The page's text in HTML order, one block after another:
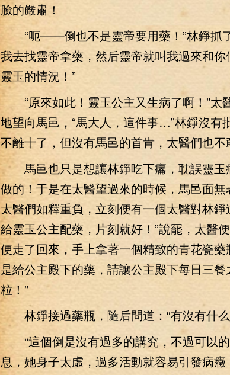
臉的嚴肅！
“呃——倒也不是靈帝要用藥！”林錚抓了
我去找靈帝拿藥，然后靈帝就叫我過來和
靈玉的情況！”
“原來如此！靈玉公主又生病了啊！”太
地望向馬邑，“馬大人，這件事…”林錚沒有
不離十了，但沒有馬邑的首肯，太醫們也不
馬邑也只是想讓林錚吃下癟，耽誤靈玉
做的！于是在太醫望過來的時候，馬邑面無
太醫們如釋重負，立刻便有一個太醫對林
給靈玉公主配藥，片刻就好！”說罷，太醫
便走了回來，手上拿著一個精致的青花瓷
是給公主殿下的藥，請讓公主殿下每日三
粒！”
林錚接過藥瓶，隨后問道：“有沒有什么
“這個倒是沒有過多的講究，不過可以
息，她身子太虛，過多活動就容易引發病癥